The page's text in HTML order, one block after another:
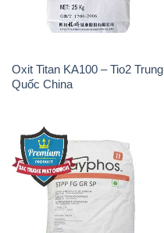
Oxit Titan KA100 – Tio2 Trung
Quốc China